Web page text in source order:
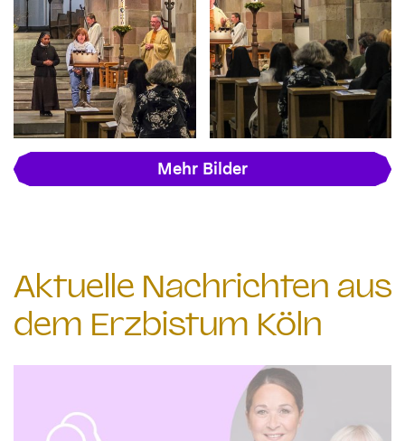
Mehr Bilder
Aktuelle Nachrichten aus
dem Erzbistum Köln